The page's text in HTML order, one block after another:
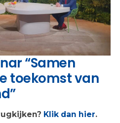
“Samen
toekomst van
Klik dan hier.